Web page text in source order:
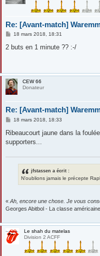
Re: [Avant-match]
M
s
18 mars 2018, 18:31
2 buts en 1 minute ?? :-/
CEW 66
Donateur
Re: [Avant-match]
M
s
a
18 mars 2018, 18:33
Ribeaucourt jaune dans la
supporters...
jfstassen a écrit :
N'oublions jamais le précepte
« Ah, encore une chose. Je vous
Georges Abitbol - La classe américaine
Le shah du matelas
Division 2 ACFF